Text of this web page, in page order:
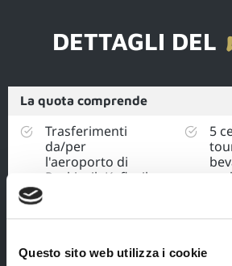
Questo sito web utilizza i cookie
DETTAGLI DEL
La quota comprende
Trasferimenti
da/per
l'aeroporto di
Reykjavik Keflavik
2 pernottamenti
hotel di cat.
5